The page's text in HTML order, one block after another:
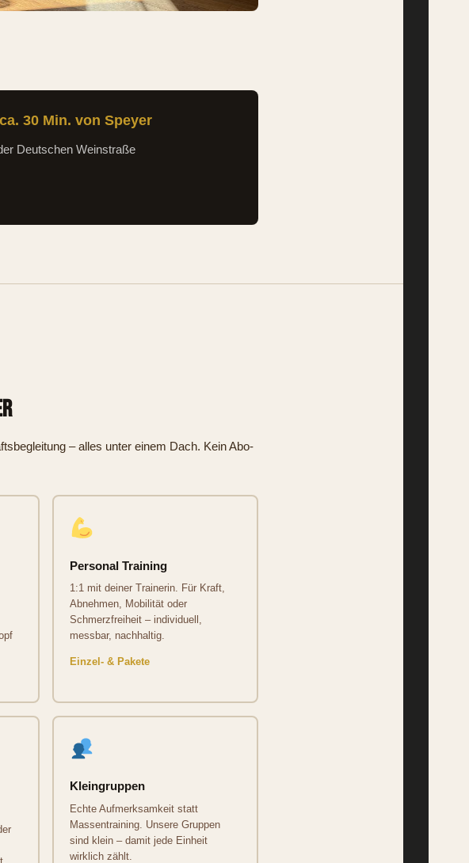
30 Min. von Speyer
Deutschen Weinstraße
– alles unter einem Dach. Kein Abo-
Personal Training
1:1 mit deiner Trainerin. Für Kraft,
Abnehmen, Mobilität oder
Schmerzfreiheit – individuell,
messbar, nachhaltig.
Einzel- & Pakete
Kleingruppen
Echte Aufmerksamkeit statt
Massentraining. Unsere Gruppen
sind klein – damit jede Einheit
wirklich zählt.